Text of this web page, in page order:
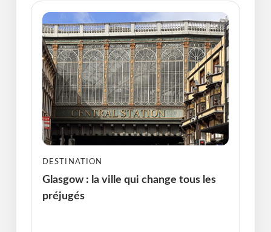
DESTINATION
Glasgow : la ville qui change tous les
préjugés